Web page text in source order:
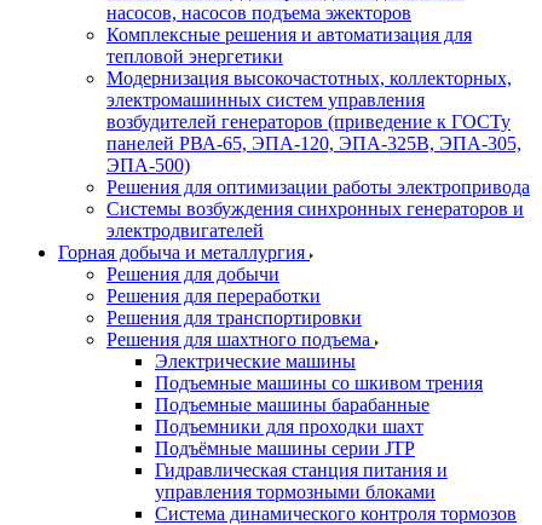
насосов, насосов подъема эжекторов
Комплексные решения и автоматизация для
тепловой энергетики
Модернизация высокочастотных, коллекторных,
электромашинных систем управления
возбудителей генераторов (приведение к ГОСТу
панелей РВА-65, ЭПА-120, ЭПА-325В, ЭПА-305,
ЭПА-500)
Решения для оптимизации работы электропривода
Системы возбуждения синхронных генераторов и
электродвигателей
Горная добыча и металлургия
Решения для добычи
Решения для переработки
Решения для транспортировки
Решения для шахтного подъема
Электрические машины
Подъемные машины со шкивом трения
Подъемные машины барабанные
Подъемники для проходки шахт
Подъёмные машины серии JTP
Гидравлическая станция питания и
управления тормозными блоками
Система динамического контроля тормозов